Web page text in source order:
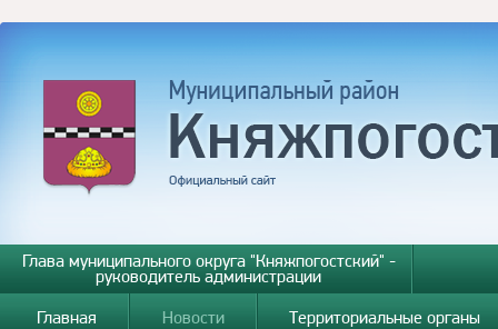
Глава муниципального округа "Княжпогостский" -
руководитель администрации
Главная
Новости Территориальные органы